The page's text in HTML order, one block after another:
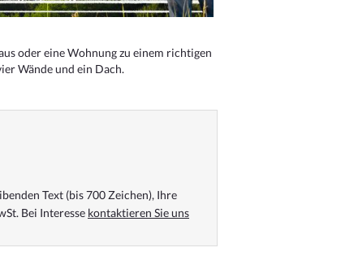
oder eine Wohnung zu einem richtigen
Wände und ein Dach.
Text (bis 700 Zeichen), Ihre
Bei Interesse kontaktieren Sie uns